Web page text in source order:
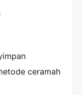
ceramah